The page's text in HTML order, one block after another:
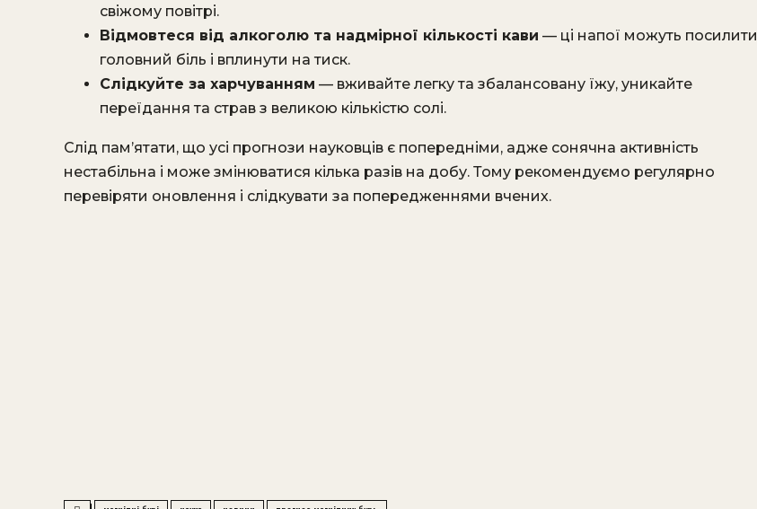
свіжому повітрі.
Відмовтеся від алкоголю та надмірної кількості кави — ці напої можуть посилити
головний біль і вплинути на тиск.
Слідкуйте за харчуванням — вживайте легку та збалансовану їжу, уникайте
переїдання та страв з великою кількістю солі.
Слід пам’ятати, що усі прогнози науковців є попередніми, адже сонячна активність
нестабільна і може змінюватися кілька разів на добу. Тому рекомендуємо регулярно
перевіряти оновлення і слідкувати за попередженнями вчених.